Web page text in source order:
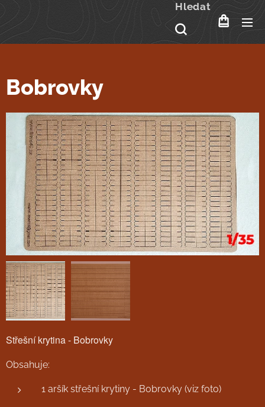
Hledat
Bobrovky
Střešní krytina - Bobrovky
Obsahuje:
1 aršík střešní krytiny - Bobrovky (viz foto)